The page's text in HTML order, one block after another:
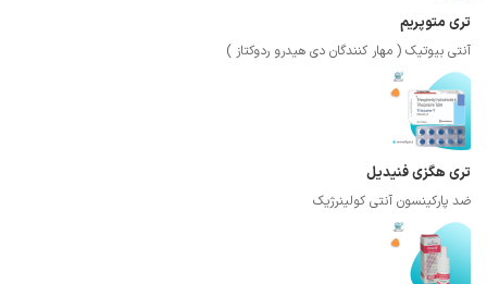
تری متوپریم
آنتی بیوتیک ( مهار کنندگان دی هیدرو ردوکتاز )
تری هگزی فنیدیل
ضد پارکینسون آنتی کولینرژیک